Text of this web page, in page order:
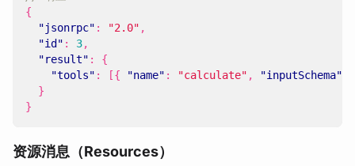
{
"jsonrpc" : "2.0" ,
"id" : 3,
"result" :
{
"tools" : [{ "name" : "calculate" , "inputSchema"
}
}
资源消息（Resources）